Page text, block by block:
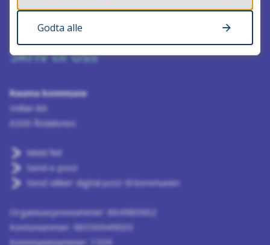
Skriv til oss
Rauma kommune
Vollan 8A
6300 Åndalsnes
Meld feil
Send e-post
Send sikker digital post til kommunen
Organisasjonsnummer: 864980902
Kontonummer: 96550949005
Kommunenummer: 1539
Godta alle